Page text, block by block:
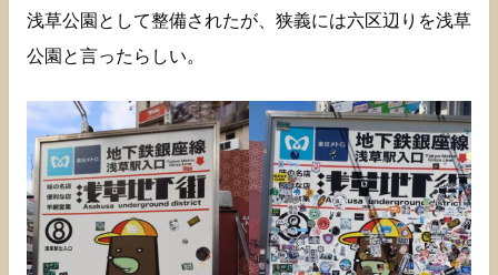
浅草公園として整備されたが、狭義には六区辺りを浅草
公園と言ったらしい。